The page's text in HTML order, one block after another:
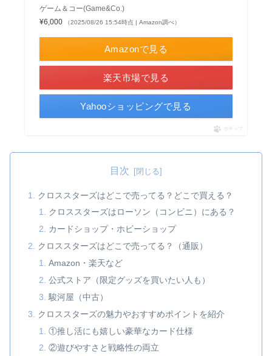
ゲーム＆コー(Game&Co.)
¥6,000
（2025/08/26 15:54時点 | Amazon調べ）
Amazonで見る
楽天市場で見る
Yahooショッピングで見る
ポチップ
目次
クロススターズはどこで売ってる？どこで買える？
クロススターズはローソン（コンビニ）にある？
カードショップ・ホビーショップ
クロススターズはどこで売ってる？（通販）
Amazon・楽天など
公式ストア（限定グッズを買いたい人も）
駿河屋（中古）
クロススターズの魅力やおすすめポイントを紹介
①推し活にも嬉しい豪華なカード仕様
②遊びやすさと戦略性の両立